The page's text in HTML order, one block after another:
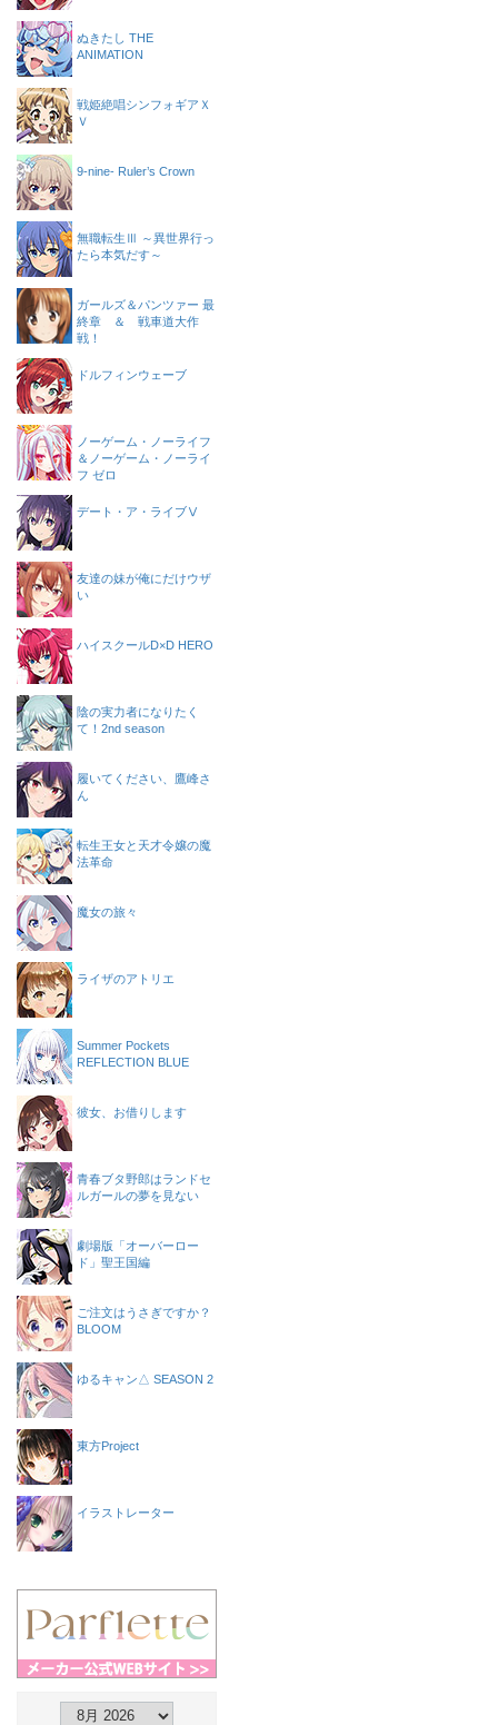
ぬきたし THE
ANIMATION
戦姫絶唱シンフォギアＸ
Ｖ
9-nine- Ruler’s Crown
無職転生Ⅲ ～異世界行っ
たら本気だす～
ガールズ＆パンツァー 最
終章 ＆ 戦車道大作
戦！
ドルフィンウェーブ
ノーゲーム・ノーライフ
＆ノーゲーム・ノーライ
フ ゼロ
デート・ア・ライブⅤ
友達の妹が俺にだけウザ
い
ハイスクールD×D HERO
陰の実力者になりたく
て！2nd season
履いてください、鷹峰さ
ん
転生王女と天才令嬢の魔
法革命
魔女の旅々
ライザのアトリエ
Summer Pockets
REFLECTION BLUE
彼女、お借りします
青春ブタ野郎はランドセ
ルガールの夢を見ない
劇場版「オーバーロー
ド」聖王国編
ご注文はうさぎですか？
BLOOM
ゆるキャン△ SEASON 2
東方Project
イラストレーター